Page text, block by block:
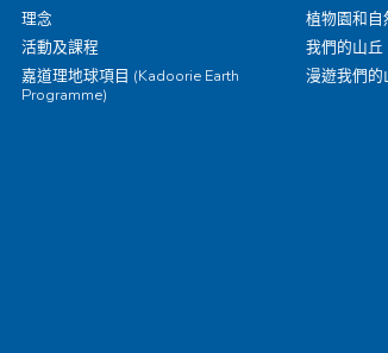
理念
活動及課程
嘉道理地球項目 (Kadoorie Earth
Programme)
植物園和自
我們的山丘
漫遊我們的